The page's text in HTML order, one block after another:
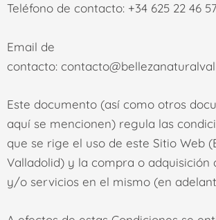
Teléfono de contacto: +34 625 22 46 57
Email de
contacto:
Este documento (así como otros
aquí se mencionen) regula las
que se rige el uso de este Sitio Web (
Valladolid) y la compra o adquisición
y/o servicios en el mismo (en